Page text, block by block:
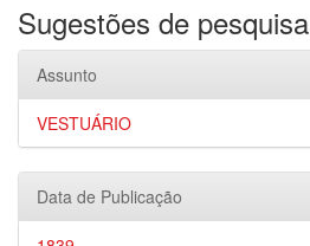
Sugestões de pesquisa
Assunto
VESTUÁRIO
Data de Publicação